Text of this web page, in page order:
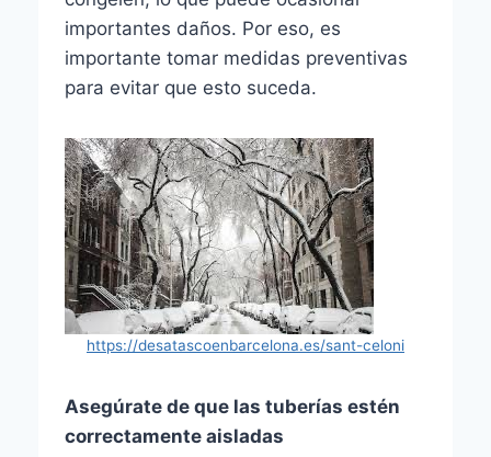
importantes daños. Por eso, es
importante tomar medidas preventivas
para evitar que esto suceda.
https://desatascoenbarcelona.es/sant-celoni
Asegúrate de que las tuberías estén
correctamente aisladas